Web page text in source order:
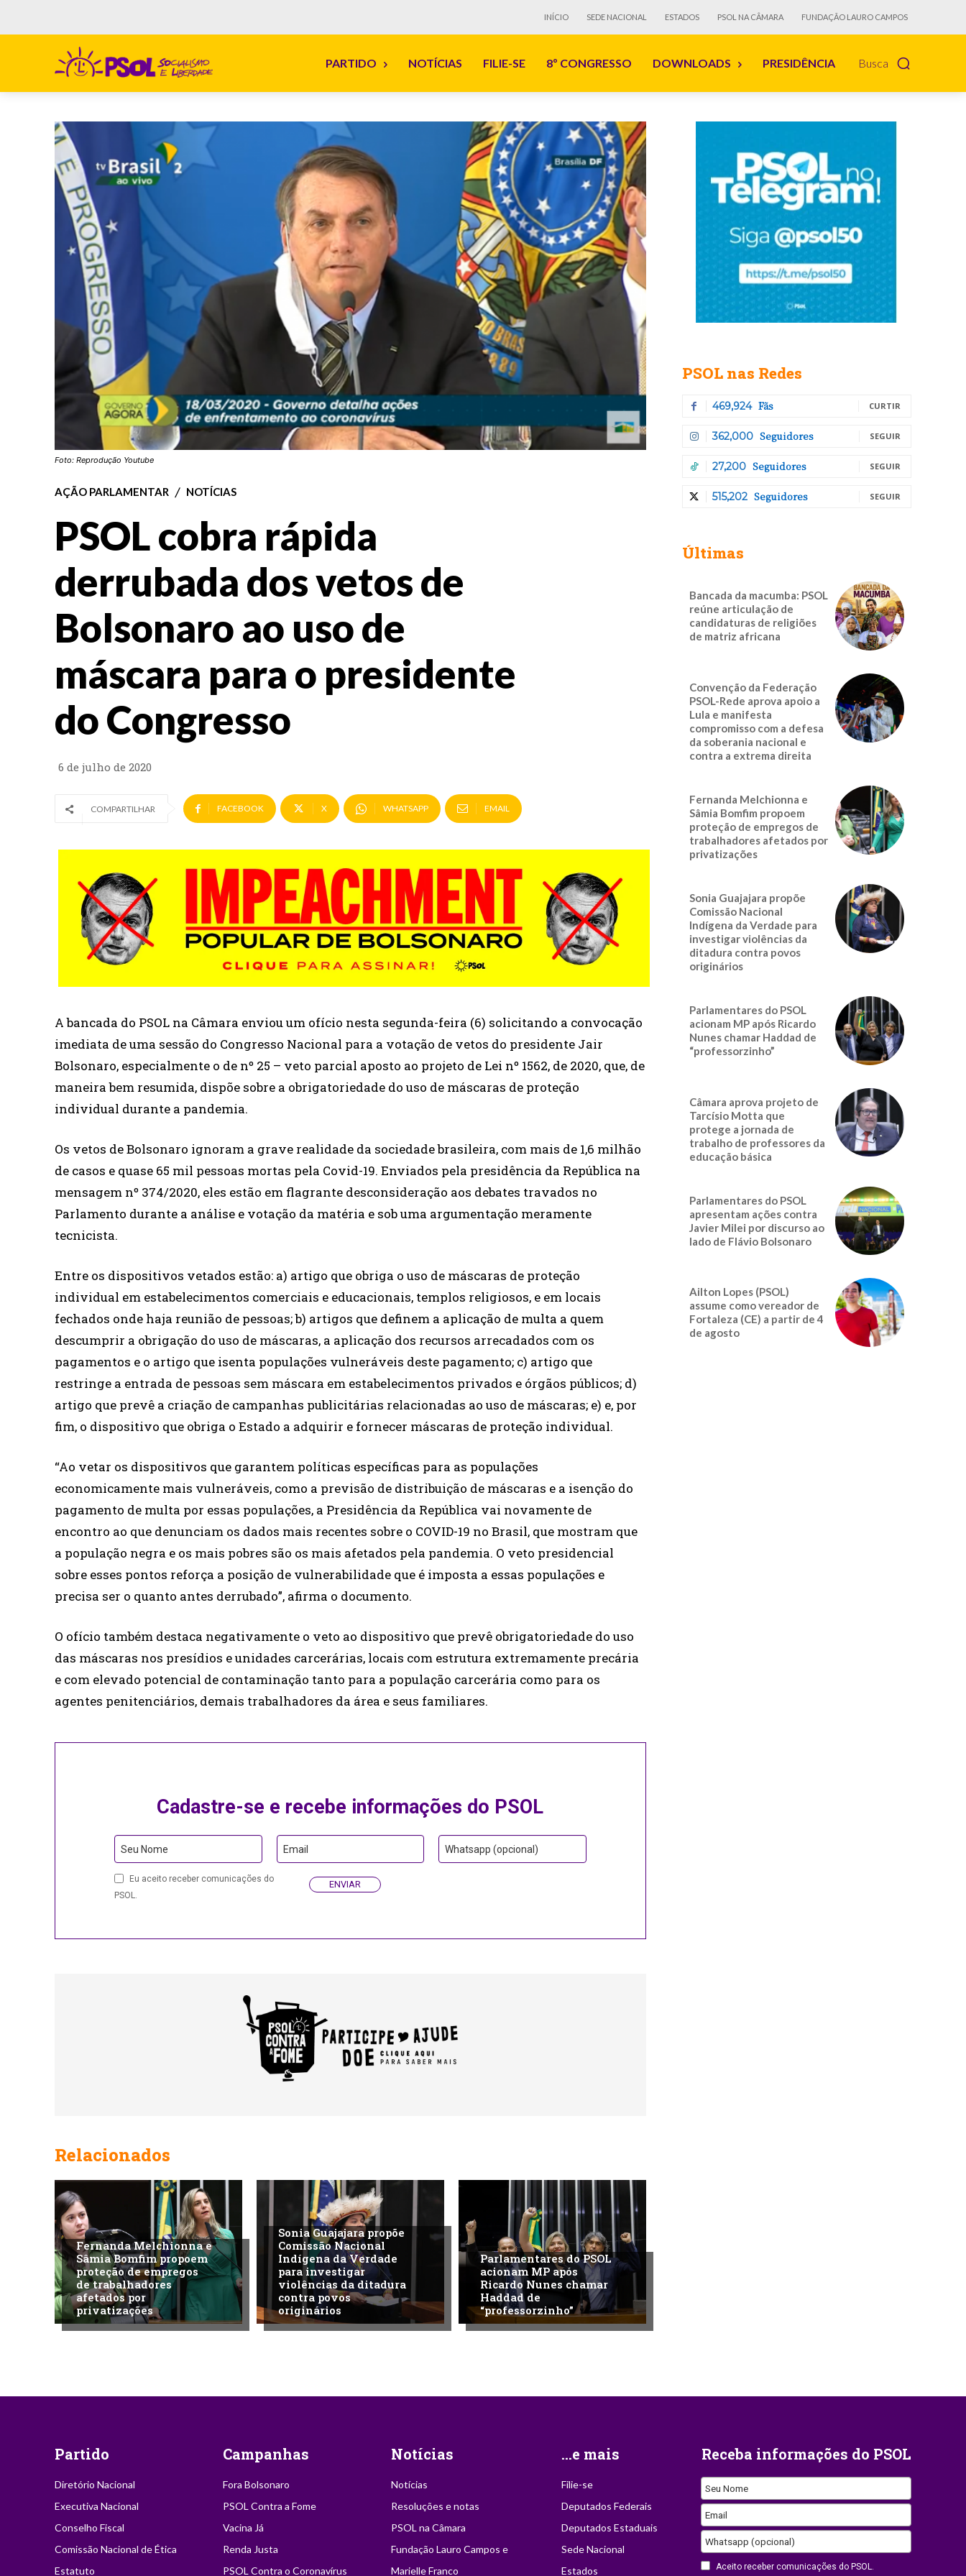
INÍCIO SEDE NACIONAL ESTADOS PSOL NA CÂMARA FUNDAÇÃO LAURO CAMPOS
Busca
PARTIDO NOTÍCIAS FILIE-SE 8º CONGRESSO DOWNLOADS PRESIDÊNCIA
Foto: Reprodução Youtube
AÇÃO PARLAMENTAR NOTÍCIAS
PSOL cobra rápida
derrubada dos vetos de
Bolsonaro ao uso de
máscara para o presidente
do Congresso
6 de julho de 2020
COMPARTILHAR FACEBOOK X WHATSAPP EMAIL
A bancada do PSOL na Câmara enviou um ofício nesta segunda-feira (6) solicitando a convocação
imediata de uma sessão do Congresso Nacional para a votação de vetos do presidente Jair
Bolsonaro, especialmente o de nº 25 – veto parcial aposto ao projeto de Lei nº 1562, de 2020, que, de
maneira bem resumida, dispõe sobre a obrigatoriedade do uso de máscaras de proteção
individual durante a pandemia.
Os vetos de Bolsonaro ignoram a grave realidade da sociedade brasileira, com mais de 1,6 milhão
de casos e quase 65 mil pessoas mortas pela Covid-19. Enviados pela presidência da República na
mensagem nº 374/2020, eles estão em flagrante desconsideração aos debates travados no
Parlamento durante a análise e votação da matéria e sob uma argumentação meramente
tecnicista.
Entre os dispositivos vetados estão: a) artigo que obriga o uso de máscaras de proteção
individual em estabelecimentos comerciais e educacionais, templos religiosos, e em locais
fechados onde haja reunião de pessoas; b) artigos que definem a aplicação de multa a quem
descumprir a obrigação do uso de máscaras, a aplicação dos recursos arrecadados com os
pagamentos e o artigo que isenta populações vulneráveis deste pagamento; c) artigo que
restringe a entrada de pessoas sem máscara em estabelecimentos privados e órgãos públicos; d)
artigo que prevê a criação de campanhas publicitárias relacionadas ao uso de máscaras; e) e, por
fim, o dispositivo que obriga o Estado a adquirir e fornecer máscaras de proteção individual.
“Ao vetar os dispositivos que garantem políticas específicas para as populações
economicamente mais vulneráveis, como a previsão de distribuição de máscaras e a isenção do
pagamento de multa por essas populações, a Presidência da República vai novamente de
encontro ao que denunciam os dados mais recentes sobre o COVID-19 no Brasil, que mostram que
a população negra e os mais pobres são os mais afetados pela pandemia. O veto presidencial
sobre esses pontos reforça a posição de vulnerabilidade que é imposta a essas populações e
precisa ser o quanto antes derrubado”, afirma o documento.
O ofício também destaca negativamente o veto ao dispositivo que prevê obrigatoriedade do uso
das máscaras nos presídios e unidades carcerárias, locais com estrutura extremamente precária
e com elevado potencial de contaminação tanto para a população carcerária como para os
agentes penitenciários, demais trabalhadores da área e seus familiares.
Cadastre-se e recebe informações do PSOL
Seu Nome Email Whatsapp (opcional)
Eu aceito receber comunicações do
PSOL.
ENVIAR
Relacionados
Fernanda Melchionna e
Sâmia Bomfim propoem
proteção de empregos
de trabalhadores
afetados por
privatizações
Sonia Guajajara propõe
Comissão Nacional
Indígena da Verdade
para investigar
violências da ditadura
contra povos
originários
Parlamentares do PSOL
acionam MP após
Ricardo Nunes chamar
Haddad de
“professorzinho”
PSOL nas Redes
469,924 Fãs CURTIR
362,000 Seguidores SEGUIR
27,200 Seguidores SEGUIR
515,202 Seguidores SEGUIR
Últimas
Bancada da macumba: PSOL
reúne articulação de
candidaturas de religiões
de matriz africana
Convenção da Federação
PSOL-Rede aprova apoio a
Lula e manifesta
compromisso com a defesa
da soberania nacional e
contra a extrema direita
Fernanda Melchionna e
Sâmia Bomfim propoem
proteção de empregos de
trabalhadores afetados por
privatizações
Sonia Guajajara propõe
Comissão Nacional
Indígena da Verdade para
investigar violências da
ditadura contra povos
originários
Parlamentares do PSOL
acionam MP após Ricardo
Nunes chamar Haddad de
“professorzinho”
Câmara aprova projeto de
Tarcísio Motta que
protege a jornada de
trabalho de professores da
educação básica
Parlamentares do PSOL
apresentam ações contra
Javier Milei por discurso ao
lado de Flávio Bolsonaro
Ailton Lopes (PSOL)
assume como vereador de
Fortaleza (CE) a partir de 4
de agosto
Partido
Diretório Nacional
Executiva Nacional
Conselho Fiscal
Comissão Nacional de Ética
Estatuto
Campanhas
Fora Bolsonaro
PSOL Contra a Fome
Vacina Já
Renda Justa
PSOL Contra o Coronavírus
Notícias
Notícias
Resoluções e notas
PSOL na Câmara
Fundação Lauro Campos e
Marielle Franco
...e mais
Filie-se
Deputados Federais
Deputados Estaduais
Sede Nacional
Estados
Receba informações do PSOL
Seu Nome
Email
Whatsapp (opcional)
Aceito receber comunicações do PSOL.